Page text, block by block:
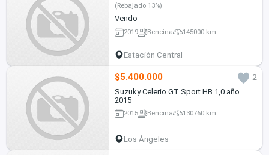
(Rebajado 13%)
Vendo
2019 Bencina 145000 km
Estación Central
$5.400.000
2
Suzuky Celerio GT Sport HB 1,0 año
2015
2015 Bencina 130760 km
Los Ángeles